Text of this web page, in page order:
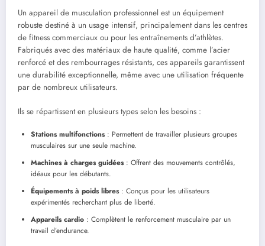
Un appareil de musculation professionnel est un équipement
robuste destiné à un usage intensif, principalement dans les centres
de fitness commerciaux ou pour les entraînements d’athlètes.
Fabriqués avec des matériaux de haute qualité, comme l’acier
renforcé et des rembourrages résistants, ces appareils garantissent
une durabilité exceptionnelle, même avec une utilisation fréquente
par de nombreux utilisateurs.
Ils se répartissent en plusieurs types selon les besoins :
Stations multifonctions: Permettent de travailler plusieurs groupes
musculaires sur une seule machine.
Machines à charges guidées: Offrent des mouvements contrôlés,
idéaux pour les débutants.
Équipements à poids libres: Conçus pour les utilisateurs
expérimentés recherchant plus de liberté.
Appareils cardio : Complètent le renforcement musculaire par un
travail d’endurance.